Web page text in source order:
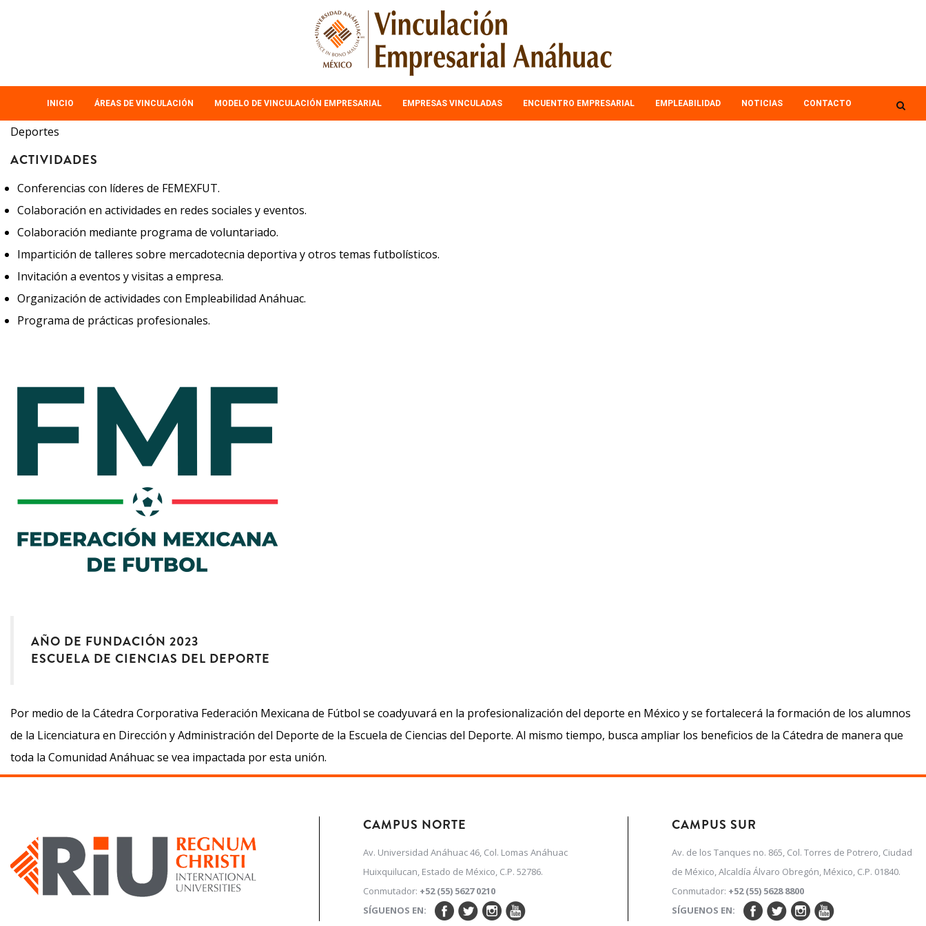
INICIO ÁREAS DE VINCULACIÓN MODELO DE VINCULACIÓN EMPRESARIAL EMPRESAS VINCULADAS ENCUENTRO EMPRESARIAL EMPLEABILIDAD NOTICIAS CONTACTO
Deportes
ACTIVIDADES
Conferencias con líderes de FEMEXFUT.
Colaboración en actividades en redes sociales y eventos.
Colaboración mediante programa de voluntariado.
Impartición de talleres sobre mercadotecnia deportiva y otros temas futbolísticos.
Invitación a eventos y visitas a empresa.
Organización de actividades con Empleabilidad Anáhuac.
Programa de prácticas profesionales.
AÑO DE FUNDACIÓN 2023
ESCUELA DE CIENCIAS DEL DEPORTE
Por medio de la Cátedra Corporativa Federación Mexicana de Fútbol se coadyuvará en la profesionalización del deporte en México y se fortalecerá la formación de los alumnos
de la Licenciatura en Dirección y Administración del Deporte de la Escuela de Ciencias del Deporte. Al mismo tiempo, busca ampliar los beneficios de la Cátedra de manera que
toda la Comunidad Anáhuac se vea impactada por esta unión.
CAMPUS NORTE
Av. Universidad Anáhuac 46, Col. Lomas Anáhuac
Huixquilucan, Estado de México, C.P. 52786.
Conmutador: +52 (55) 5627 0210
SÍGUENOS EN:
CAMPUS SUR
Av. de los Tanques no. 865, Col. Torres de Potrero, Ciudad
de México, Alcaldía Álvaro Obregón, México, C.P. 01840.
Conmutador: +52 (55) 5628 8800
SÍGUENOS EN: